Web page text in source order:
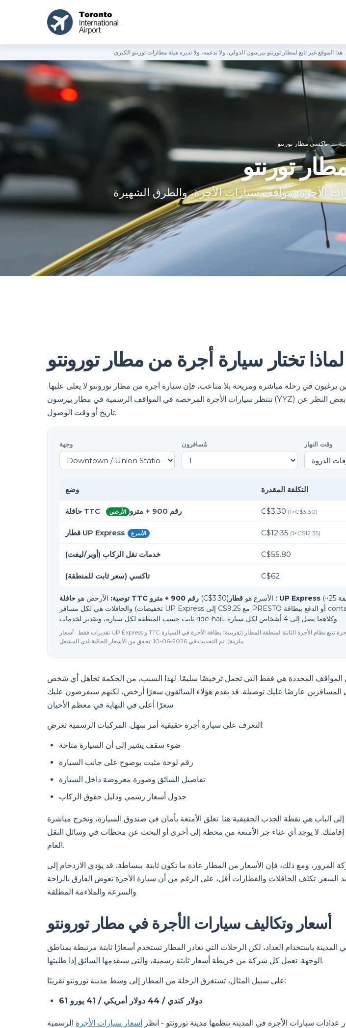
» تاكسي مطار تورنتو
تورنتو
الأجرة، مواقف سيارات الأجرة، والطرق الشهيرة
لماذا تختار سيارة أجرة من مطار تورونتو
يرغبون في رحلة مباشرة ومريحة بلا متاعب، فإن سيارة أجرة من مطار تورونتو لا يعلى عليها.
تنتظر سيارات الأجرة المرخصة في المواقف الرسمية في مطار بيرسون (YYZ) في كل ساعة من اليوم، بغض النظر عن
تاريخ أو وقت الوصول.
وجهة مُسافرون وقت النهار
وضع التكلفة المقدرة
حافلة TTC رقم 900 + مترو الأرخص C$3.30 (1×C$3.30)
قطار UP Express الأسرع C$12.35 (1×C$12.35)
خدمات نقل الركاب (أوبر/ليفت) C$55.80
تاكسي (سعر ثابت للمنطقة) C$62
توصية: الأرخص هو حافلة TTC رقم 900 + مترو (C$3.30)؛ الأسرع هو قطار UP Express (~25 دقيقة). أسعار القطار
والحافلات هي لكل مسافر (تخفيضات UP Express إلى C$9.25 مع PRESTO أو الدفع ببطاقة contactless)؛ الأجرة هي معدل
ثابت حسب المنطقة لكل سيارة، وتقدير لخدمات ride-hail، وكلاهما يصل إلى 4 أشخاص لكل سيارة.
تقديرات فقط · أسعار UP Express و TTC رسمية؛ تقديرات سيارات الأجرة تتبع نظام الأجرة الثابتة لمنطقة المطار (تقريبية؛ بطاقة الأجرة في السيارة
ملزمة). تم التحديث في 2026-06-10. تحقق من الأسعار الحالية لدى المشغل.
المحددة هي فقط التي تحمل ترخيصًا سليمًا. لهذا السبب، من الحكمة تجاهل أي شخص
عارضًا عليك توصيلة. قد يقدم هؤلاء السائقون سعرًا أرخص، لكنهم سيفرضون عليك
سعرًا أعلى في النهاية في معظم الأحيان.
التعرف على سيارة أجرة حقيقية أمر سهل. المركبات الرسمية تعرض:
ضوء سقف يشير إلى أن السيارة متاحة
رقم لوحة مثبت بوضوح على جانب السيارة
تفاصيل السائق وصورة معروضة داخل السيارة
جدول أسعار رسمي ودليل حقوق الركاب
إلى الباب هي نقطة الجذب الحقيقية هنا. تعلق الأمتعة بأمان في صندوق السيارة، وتخرج مباشرة
إقامتك. لا يوجد أي عناء جر الأمتعة من محطة إلى أخرى أو البحث عن محطات في وسائل النقل
العام.
ومع ذلك، فإن الأسعار من المطار عادة ما تكون ثابتة. ببساطة، قد يؤدي الازدحام إلى
السعر. تكلف الحافلات والقطارات أقل، على الرغم من أن سيارة الأجرة تعوض الفارق بالراحة
والسرعة والملاءمة المطلقة.
أسعار وتكاليف سيارات الأجرة في مطار تورونتو
باستخدام العداد، لكن الرحلات التي تغادر المطار تستخدم أسعارًا ثابتة مرتبطة بمناطق
الوجهة. تعمل كل شركة من خريطة أسعار ثابتة رسمية، والتي سيقدمها السائق إذا طلبتها.
على سبيل المثال، تستغرق الرحلة من المطار إلى وسط مدينة تورونتو تقريبًا:
61 دولار كندي / 44 دولار أمريكي / 41 يورو
عدادات سيارات الأجرة في المدينة تنظمها مدينة تورونتو - انظر أسعار سيارات الأجرة